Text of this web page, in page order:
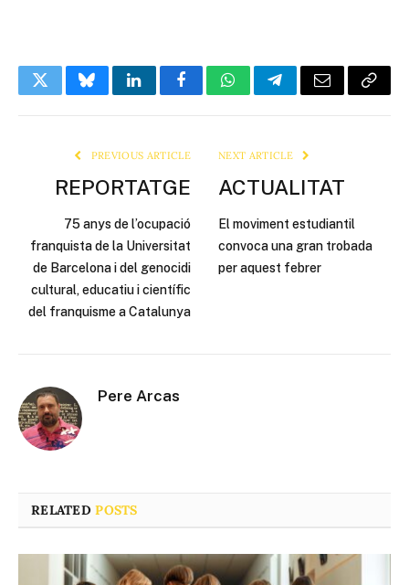
TwitterBlueskyLinkedInFacebookWhatsAppTelegramEmail Copy
PREVIOUS ARTICLE
REPORTATGE
75 anys de l’ocupació
franquista de la Universitat
de Barcelona i del genocidi
cultural, educatiu i científic
del franquisme a Catalunya
NEXT ARTICLE
ACTUALITAT
El moviment estudiantil
convoca una gran trobada
per aquest febrer
Pere Arcas
RELATEDPOSTS